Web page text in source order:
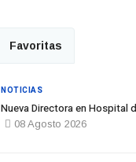
Favoritas
Nueva Directora en Hospital
08 Agosto 2026
NOTICIAS